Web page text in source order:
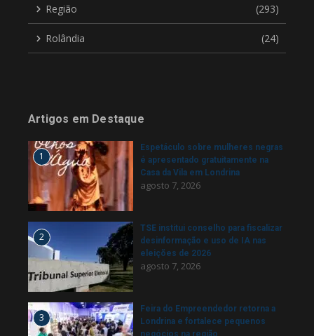
Região (293)
Rolândia (24)
Artigos em Destaque
1
Espetáculo sobre mulheres negras
é apresentado gratuitamente na
Casa da Vila em Londrina
agosto 7, 2026
2
TSE institui conselho para fiscalizar
desinformação e uso de IA nas
eleições de 2026
agosto 7, 2026
3
Feira do Empreendedor retorna a
Londrina e fortalece pequenos
negócios na região